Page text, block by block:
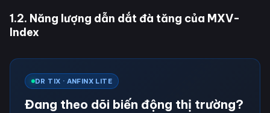
1.2. Năng lượng dẫn dắt đà tăng của MXV-
Index
DR TIX · ANFINX LITE
Đang theo dõi biến động thị trường?